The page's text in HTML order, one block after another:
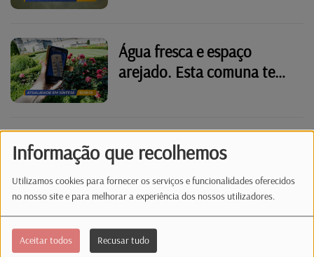
Informação que recolhemos
Utilizamos cookies para fornecer os serviços e funcionalidades oferecidos
no nosso site e para melhorar a experiência dos nossos utilizadores.
Aceitar todos Recusar tudo
Água fresca e espaço
arejado. Esta comuna tem
Capital alerta para risco de
queda de árvores e não é
por causa do vento
Cerca de 40% chumbam no